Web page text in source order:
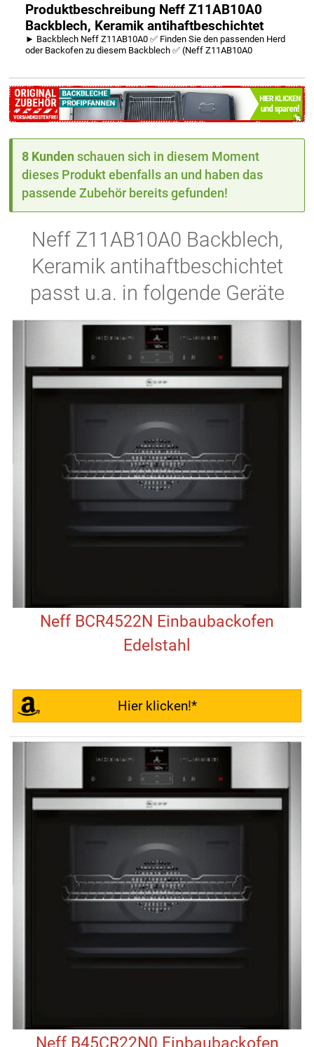
Produktbeschreibung Neff Z11AB10A0
Backblech, Keramik antihaftbeschichtet
► Backblech Neff Z11AB10A0 ✅ Finden Sie den passenden Herd
oder Backofen zu diesem Backblech ✅ (Neff Z11AB10A0
8 Kunden schauen sich in diesem Moment
dieses Produkt ebenfalls an und haben das
passende Zubehör bereits gefunden!
Neff Z11AB10A0 Backblech,
Keramik antihaftbeschichtet
passt u.a. in folgende Geräte
Neff BCR4522N Einbaubackofen
Edelstahl
Hier klicken!*